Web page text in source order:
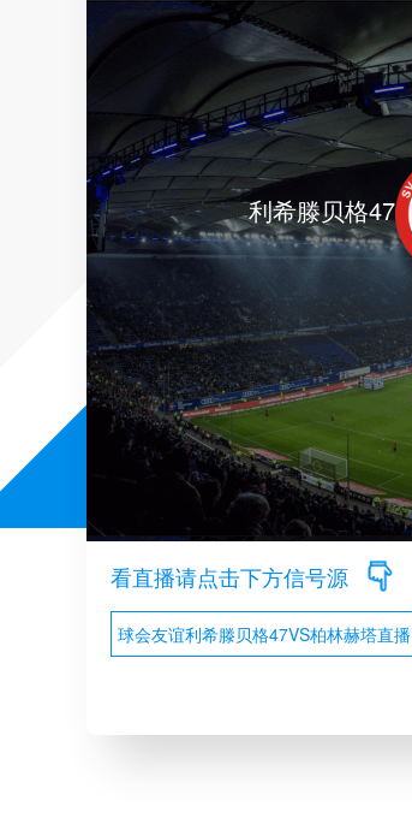
利希滕贝格47
看直播请点击下方信号源
球会友谊利希滕贝格47VS柏林赫塔直播